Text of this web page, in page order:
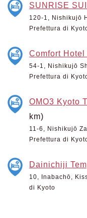
SUNRISE
120-1, Nishikujō
Prefettura di
Comfort Hotel
54-1, Nishikujō
Prefettura di
OMO3 Kyoto
km)
11-6, Nishikujō
Prefettura di
Dainichiji
10, Inabachō,
di Kyoto